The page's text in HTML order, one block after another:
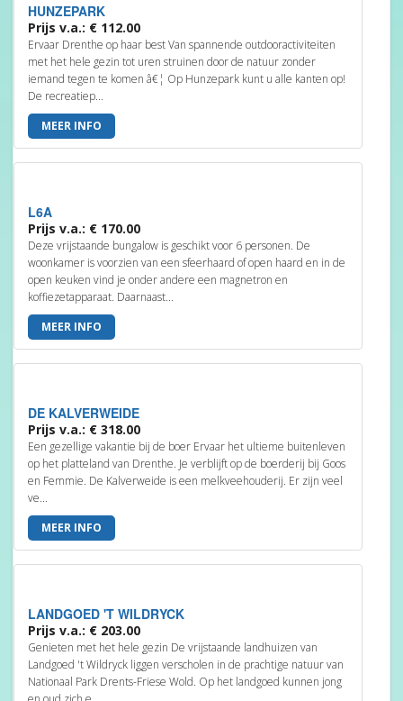
HUNZEPARK
Prijs v.a.: € 112.00
Ervaar Drenthe op haar best Van spannende outdooractiviteiten
met het hele gezin tot uren struinen door de natuur zonder
iemand tegen te komen â€¦ Op Hunzepark kunt u alle kanten op!
De recreatiep...
MEER INFO
L6A
Prijs v.a.: € 170.00
Deze vrijstaande bungalow is geschikt voor 6 personen. De
woonkamer is voorzien van een sfeerhaard of open haard en in de
open keuken vind je onder andere een magnetron en
koffiezetapparaat. Daarnaast...
MEER INFO
DE KALVERWEIDE
Prijs v.a.: € 318.00
Een gezellige vakantie bij de boer Ervaar het ultieme buitenleven
op het platteland van Drenthe. Je verblijft op de boerderij bij Goos
en Femmie. De Kalverweide is een melkveehouderij. Er zijn veel
ve...
MEER INFO
LANDGOED 'T WILDRYCK
Prijs v.a.: € 203.00
Genieten met het hele gezin De vrijstaande landhuizen van
Landgoed 't Wildryck liggen verscholen in de prachtige natuur van
Nationaal Park Drents-Friese Wold. Op het landgoed kunnen jong